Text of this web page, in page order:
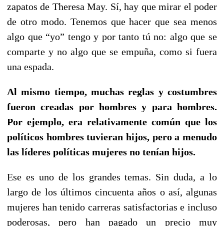
zapatos de Theresa May. Sí, hay que mirar el poder
de otro modo. Tenemos que hacer que sea menos
algo que “yo” tengo y por tanto tú no: algo que se
comparte y no algo que se empuña, como si fuera
una espada.
Al mismo tiempo, muchas reglas y costumbres
fueron creadas por hombres y para hombres.
Por ejemplo, era relativamente común que los
políticos hombres tuvieran hijos, pero a menudo
las líderes políticas mujeres no tenían hijos.
Ese es uno de los grandes temas. Sin duda, a lo
largo de los últimos cincuenta años o así, algunas
mujeres han tenido carreras satisfactorias e incluso
poderosas, pero han pagado un precio muy